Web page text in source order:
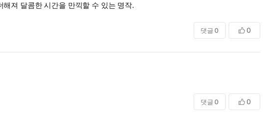
져 달콤한 시간을 만끽할 수 있는 명작.
댓글 0 0
댓글 0 0